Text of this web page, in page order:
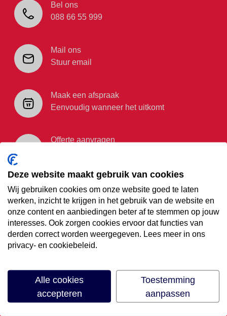
Bel ons
088 66 55 999
Mail ons
Stuur email
Maak een afspraak
Eenvoudig wanneer het uitkomt
Offerte aanvragen
€35,- korting op je
volgende vakantie
Meld je aan voor onze nieuwsbrief
Deze website maakt gebruik van cookies
Wij gebruiken cookies om onze website goed te laten
werken, inzicht te krijgen in het gebruik van de website en
onze content en aanbiedingen beter af te stemmen op jouw
interesses. Ook zorgen cookies ervoor dat functies van
derden correct worden weergegeven. Lees meer in ons
privacy- en cookiebeleid.
Alle cookies
accepteren
Toestemming
aanpassen